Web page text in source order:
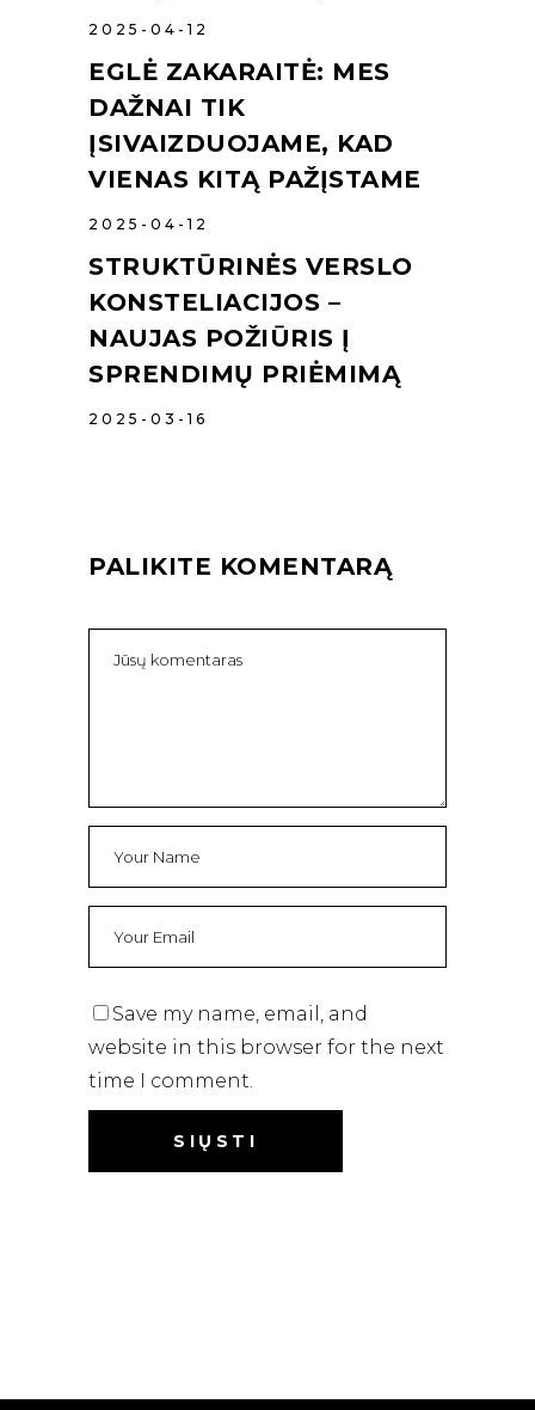
2025-04-12
EGLĖ ZAKARAITĖ: MES
DAŽNAI TIK
ĮSIVAIZDUOJAME, KAD
VIENAS KITĄ PAŽĮSTAME
2025-04-12
STRUKTŪRINĖS VERSLO
KONSTELIACIJOS –
NAUJAS POŽIŪRIS Į
SPRENDIMŲ PRIĖMIMĄ
2025-03-16
PALIKITE KOMENTARĄ
Save my name, email, and
website in this browser for the next
time I comment.